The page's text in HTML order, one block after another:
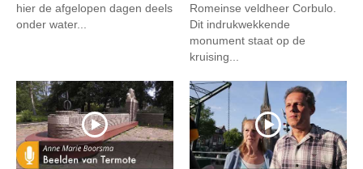
hier de afgelopen dagen deels
onder water...
Romeinse veldheer Corbulo.
Dit indrukwekkende
monument staat op de
kruising...